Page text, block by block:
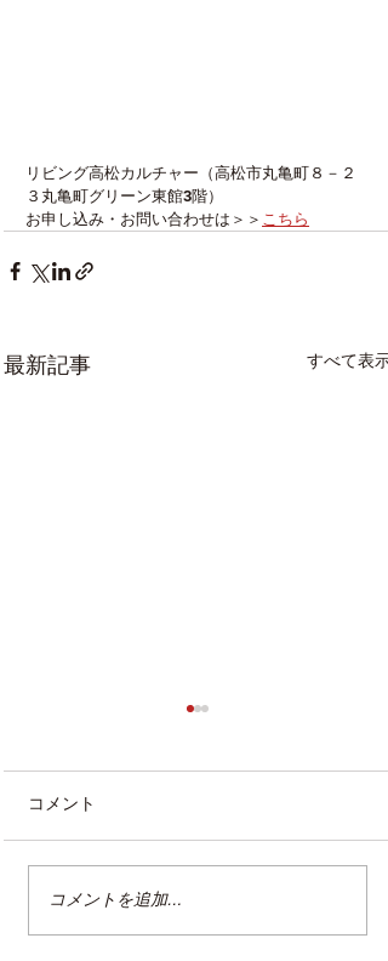
リビング高松カルチャー（高松市丸亀町８－２
３丸亀町グリーン東館3階）
お申し込み・お問い合わせは＞＞ こちら
最新記事 すべて表示
整理収納アドバイザー2級
認定講座
コメント
コメントを追加…